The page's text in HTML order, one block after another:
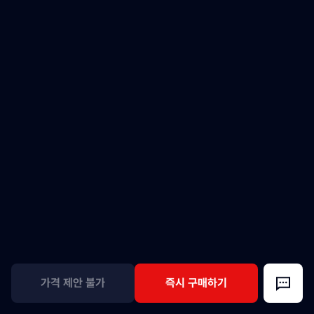
가격 제안 불가 즉시 구매하기